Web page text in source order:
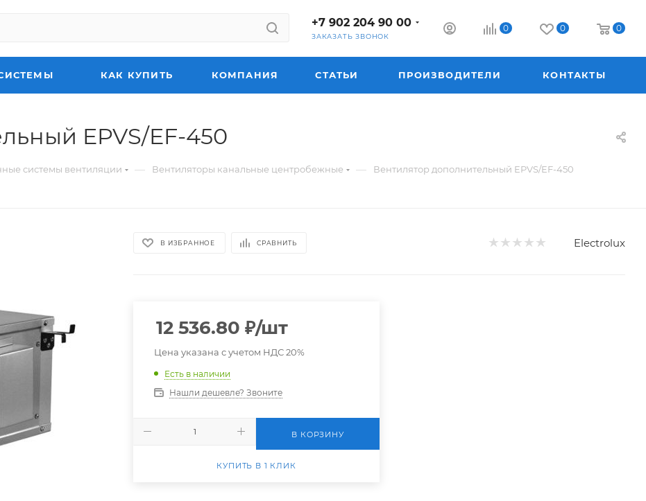
+7 902 204 90 00
ЗАКАЗАТЬ ЗВОНОК
0 0 0
КАК КУПИТЬ КОМПАНИЯ СТАТЬИ ПРОИЗВОДИТЕЛИ КОНТАКТЫ
EPVS/EF-450
системы вентиляции — Вентиляторы канальные центробежные — Вентилятор дополнительный EPVS/EF-450
В ИЗБРАННОЕ СРАВНИТЬ Electrolux
12 536.80 ₽/шт
Цена указана с учетом НДС 20%
Есть в наличии
Нашли дешевле? Звоните
В КОРЗИНУ
КУПИТЬ В 1 КЛИК